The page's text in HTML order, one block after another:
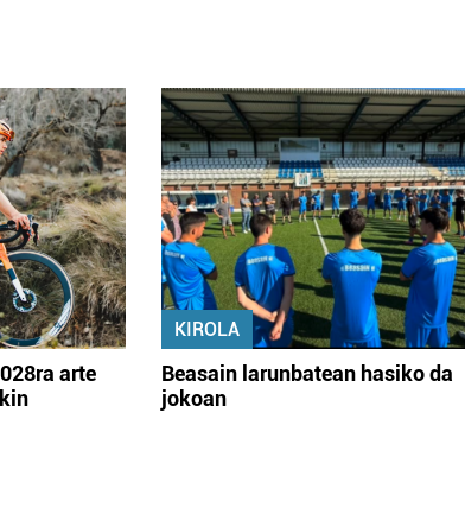
arte
KIROLA
Beasain larunbatean hasiko da
jokoan